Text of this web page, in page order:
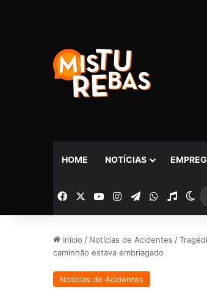
HOME NOTÍCIAS
Facebook YouTubeInstagramTelegramWhatsApp
Rádio
Início / Notícias de Acidentes /
caminhão estava embriagado
Notícias de Acidentes